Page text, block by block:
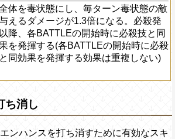
体を毒状態にし、毎ターン毒状態の敵
えるダメージが1.3倍になる。必殺発
降、各BATTLEの開始時に必殺技と同
を発揮する(各BATTLEの開始時に必殺
同効果を発揮する効果は重複しない)
ち消し
ンハンスを打ち消すために有効なスキ